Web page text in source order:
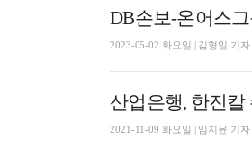
DB손보-온어스
2023-05-02 화요일 | 김형일 기자
산업은행, 한진칼
2021-11-09 화요일 | 임지윤 기자